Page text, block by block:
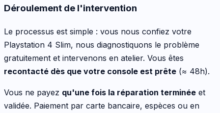
Déroulement de l'intervention
Le processus est simple : vous nous confiez votre
Playstation 4 Slim, nous diagnostiquons le problème
gratuitement et intervenons en atelier. Vous êtes
recontacté dès que votre console est prête (≈ 48h).
Vous ne payez qu'une fois la réparation terminée et
validée. Paiement par carte bancaire, espèces ou en